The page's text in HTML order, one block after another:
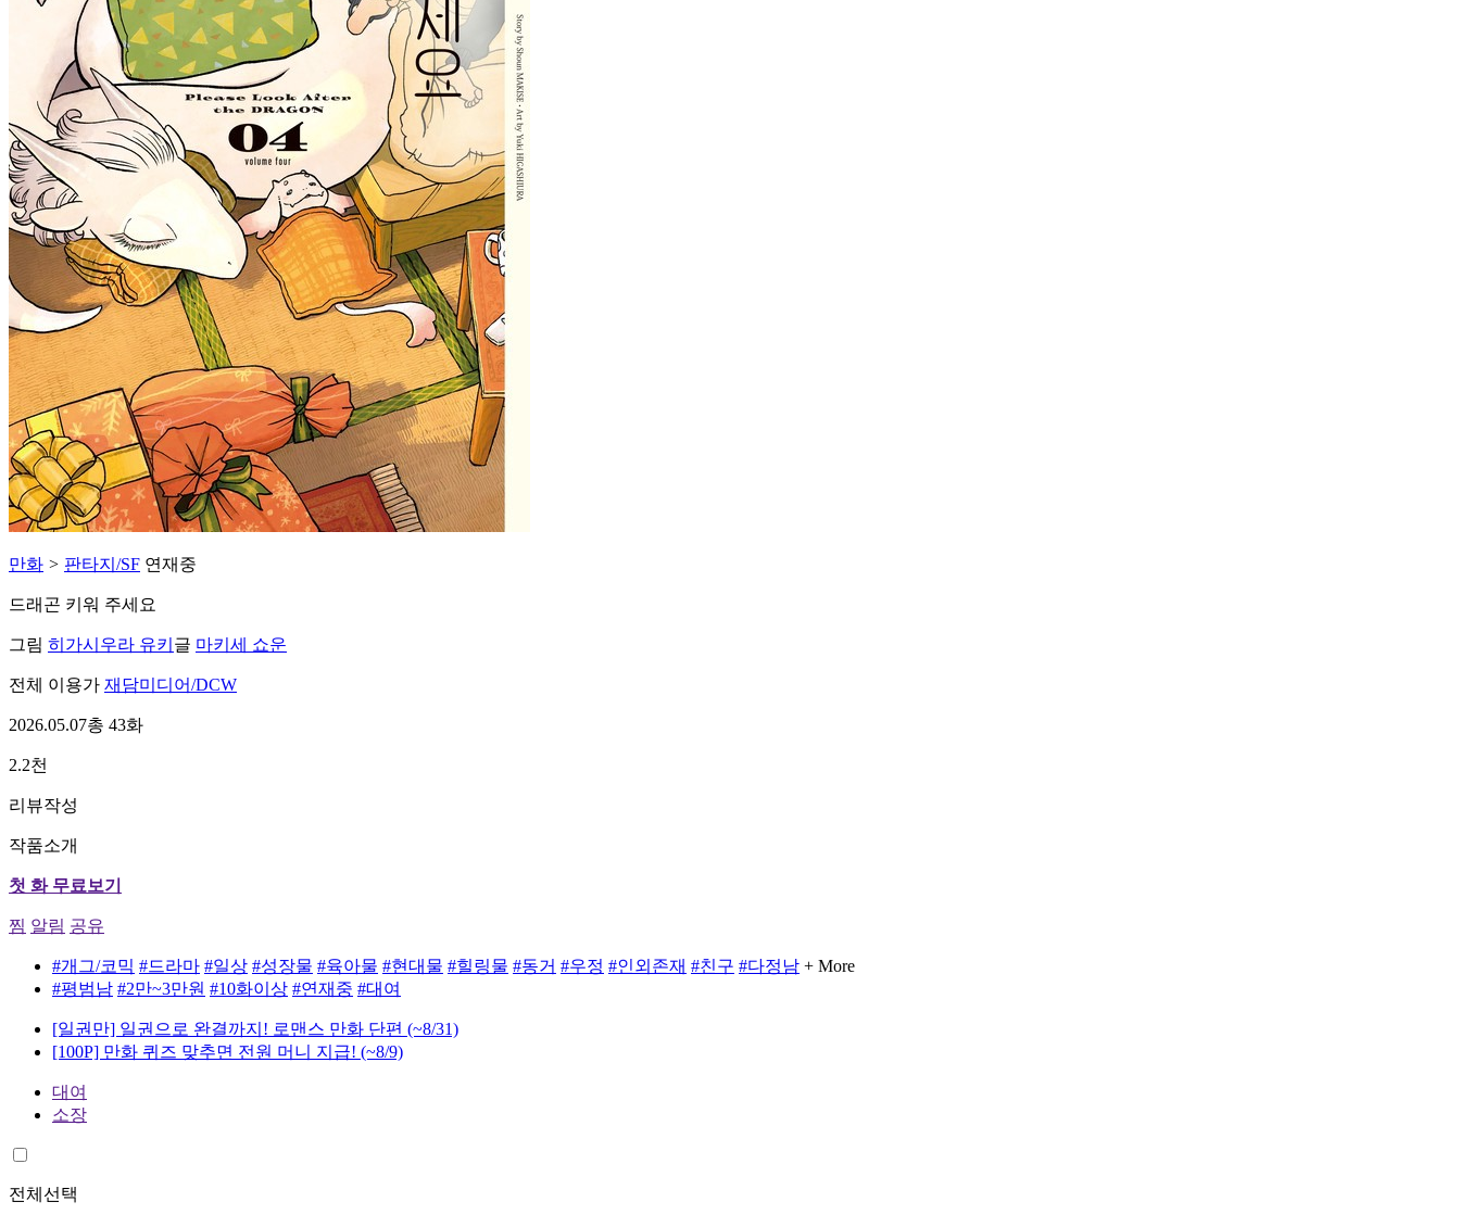
만화 > 판타지/SF 연재중
드래곤 키워 주세요
그림 히가시우라 유키 글 마키세 쇼운
전체 이용가 재담미디어/DCW
2026.05.07총 43화
2.2천
리뷰작성
작품소개
첫 화 무료보기
찜 알림 공유
#개그/코믹 #드라마 #일상 #성장물 #육아물 #현대물 #힐링물 #동거 #우정 #인외존재 #친구 #다정남 + More
#평범남 #2만~3만원 #10화이상 #연재중 #대여
[일권만] 일권으로 완결까지! 로맨스 만화 단편 (~8/31)
[100P] 만화 퀴즈 맞추면 전원 머니 지급! (~8/9)
대여
소장
전체선택